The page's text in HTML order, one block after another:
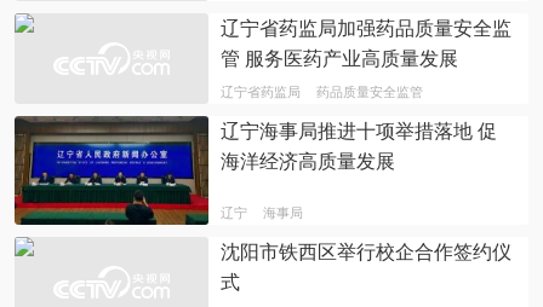
辽宁省药监局加强药品质量安全监
管 服务医药产业高质量发展
辽宁省药监局 药品质量安全监管
辽宁海事局推进十项举措落地 促
海洋经济高质量发展
辽宁 海事局
沈阳市铁西区举行校企合作签约仪
式